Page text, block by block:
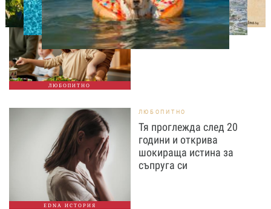
ЛЮБОПИТНО
Тайната на добрата
вечеря не се крие в
сложната рецепта
EDNA ИСТОРИЯ
ЛЮБОПИТНО
Тя проглежда след 20
години и открива
шокираща истина за
съпруга си